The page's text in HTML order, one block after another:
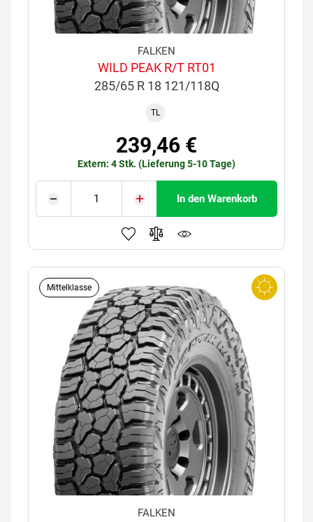
FALKEN
WILD PEAK R/T RT01
285/65 R 18 121/118Q
TL
239,46 €
Extern: 4 Stk. (Lieferung 5-10 Tage)
In den Warenkorb
Mittelklasse
FALKEN